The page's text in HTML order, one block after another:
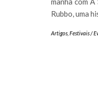
Rubbo, uma
Artigos Festivais /